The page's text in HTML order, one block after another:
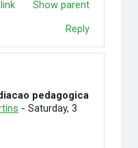
Show parent
Reply
pedagogica
- Saturday, 3